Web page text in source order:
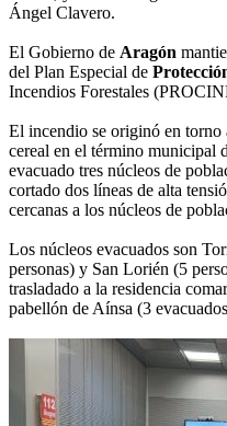
Ángel Clavero.
El Gobierno de Aragón
del Plan Especial de
Incendios Forestales
El incendio se originó en torno
cereal en el término municipal
evacuado tres núcleos de
cortado dos líneas de alta
cercanas a los núcleos de
Los núcleos evacuados son
personas) y San Lorién (5
trasladado a la residencia
pabellón de Aínsa (3